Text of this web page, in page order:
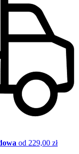
od 229,00 zł